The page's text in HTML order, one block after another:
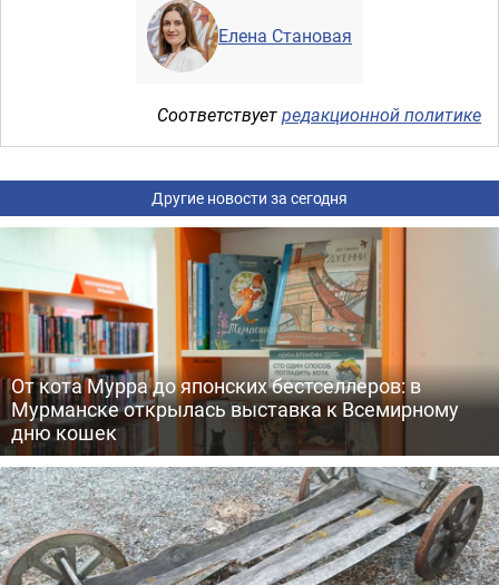
Елена Становая
Соответствуетредакционной политике
Другие новости за сегодня
От кота Мурра до японских бестселлеров: в
Мурманске открылась выставка к Всемирному
дню кошек